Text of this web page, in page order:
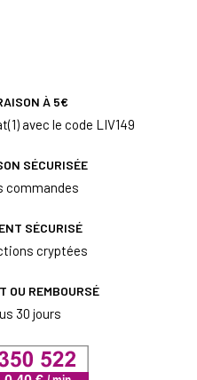
À 5€
avec le code LIV149
SÉCURISÉE
commandes
SÉCURISÉ
cryptées
OU REMBOURSÉ
30 jours